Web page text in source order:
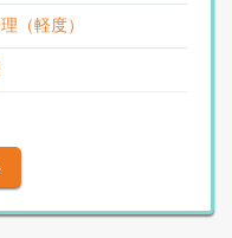
（軽度）
修理